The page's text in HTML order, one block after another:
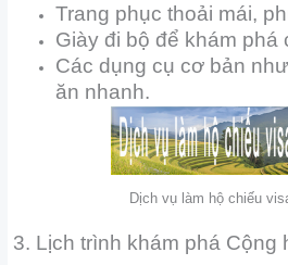
Trang phục thoải mái,
Giày đi bộ để khám phá
Các dụng cụ cơ bản
ăn nhanh.
Dịch vụ làm hộ chiếu
3. Lịch trình khám phá Cộng